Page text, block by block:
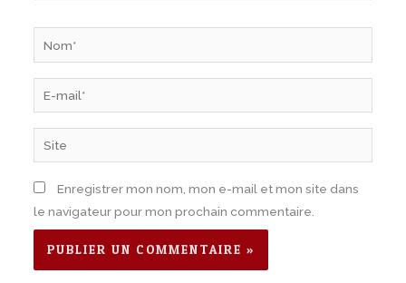
mail*
Site
Enregistrer mon nom, mon e-mail et mon site dans
le navigateur pour mon prochain commentaire.